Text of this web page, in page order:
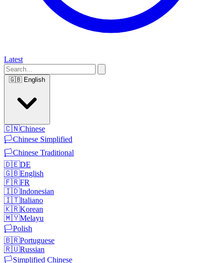
Latest
🇬🇧 English
🇨🇳Chinese
🏳️Chinese Simplified
🏳️Chinese Traditional
🇩🇪DE
🇬🇧English
🇫🇷FR
🇮🇩Indonesian
🇮🇹Italiano
🇰🇷Korean
🇲🇾Melayu
🏳️Polish
🇧🇷Portuguese
🇷🇺Russian
🏳️Simplified Chinese